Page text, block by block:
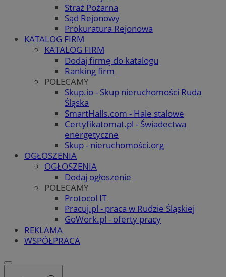
Straż Pożarna
Sąd Rejonowy
Prokuratura Rejonowa
KATALOG FIRM
KATALOG FIRM
Dodaj firmę do katalogu
Ranking firm
POLECAMY
Skup.io - Skup nieruchomości Ruda
Śląska
SmartHalls.com - Hale stalowe
Certyfikatomat.pl - Świadectwa
energetyczne
Skup - nieruchomości.org
OGŁOSZENIA
OGŁOSZENIA
Dodaj ogłoszenie
POLECAMY
Protocol IT
Pracuj.pl - praca w Rudzie Śląskiej
GoWork.pl - oferty pracy
REKLAMA
WSPÓŁPRACA